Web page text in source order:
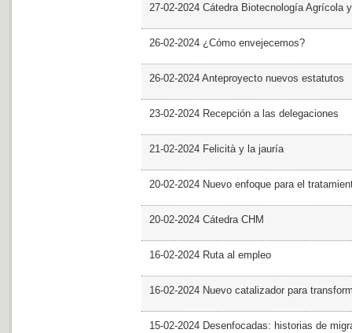
27-02-2024 Cátedra Biotecnología Agrícola
26-02-2024 ¿Cómo envejecemos?
26-02-2024 Anteproyecto nuevos estatutos
23-02-2024 Recepción a las delegaciones
21-02-2024 Felicità y la jauría
20-02-2024 Nuevo enfoque para el
20-02-2024 Cátedra CHM
16-02-2024 Ruta al empleo
16-02-2024 Nuevo catalizador para
15-02-2024 Desenfocadas: historias de